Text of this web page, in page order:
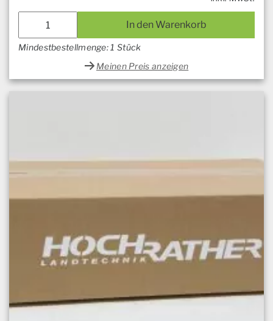
In den Warenkorb
Mindestbestellmenge: 1 Stück
Meinen Preis anzeigen